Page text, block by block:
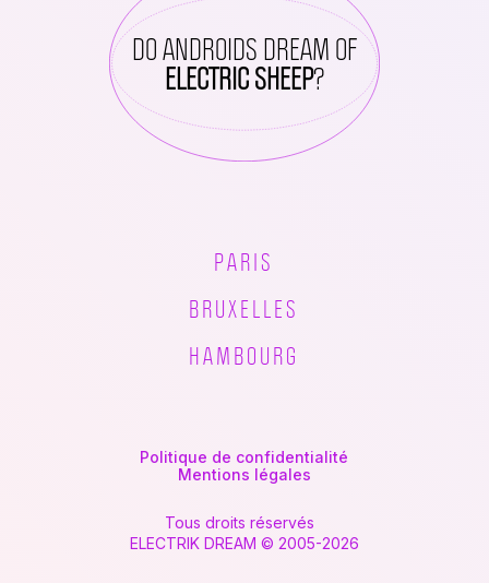
DO ANDROIDS DREAM OF
ELECTRIC SHEEP?
PARIS
BRUXELLES
HAMBOURG
Politique de confidentialité
Mentions légales
Tous droits réservés
ELECTRIK DREAM © 2005-2026